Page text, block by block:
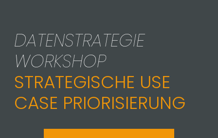
DATENSTRATEGIE
WORKSHOP
STRATEGISCHE USE
CASE PRIORISIERUNG